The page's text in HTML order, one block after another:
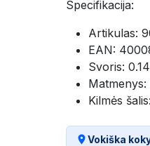
Specifikacija:
Artikulas:
EAN:
Svoris:
Kilmės
Vokiška